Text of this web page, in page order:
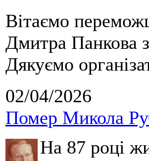
Вітаємо
Дмитра Панкова
Дякуємо
02/04/2026
Помер Микола
На 87 році